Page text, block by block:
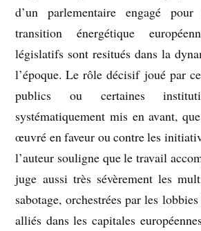
d’un parlementaire engagé
transition énergétique
législatifs sont resitués dans la
l’époque. Le rôle décisif joué par
publics ou certaines
systématiquement mis en avant,
œuvré en faveur ou contre les
l’auteur souligne que le travail
juge aussi très sévèrement les
sabotage, orchestrées par les
alliés dans les capitales